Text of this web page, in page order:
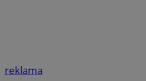
reklama